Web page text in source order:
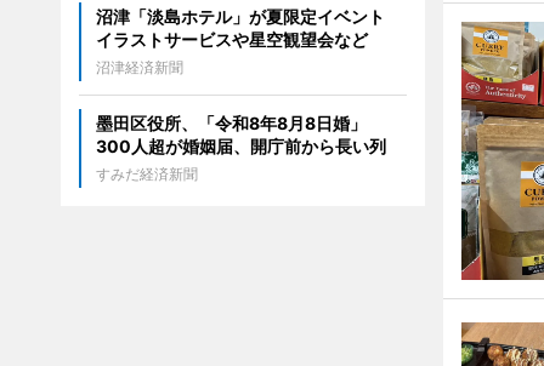
沼津「淡島ホテル」が夏限定イベント
イラストサービスや星空観望会など
沼津経済新聞
墨田区役所、「令和8年8月8日婚」
300人超が婚姻届、開庁前から長い列
すみだ経済新聞